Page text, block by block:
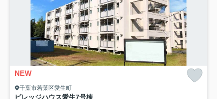
NEW
千葉市若葉区愛生町
ビレッジハウス愛生7号棟